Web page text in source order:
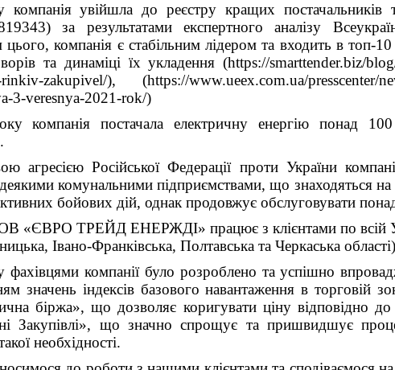
увійшла до реєстру кращих постачальників
за результатами експертного аналізу
компанія є стабільним лідером та входить в топ-10
та динаміці їх укладення (https://smarttender.biz/
rinkiv-zakupivel/), (https://www.ueex.com.ua/presscenter/
3-veresnya-2021-rok/)
компанія постачала електричну енергію понад
агресією Російської Федерації проти України
комунальними підприємствами, що знаходяться на
бойових дій, однак продовжує обслуговувати
«ЄВРО ТРЕЙД ЕНЕРЖДІ» працює з клієнтами по всій
Івано-Франківська, Полтавська та Черкаська
фахівцями компанії було розроблено та успішно
значень індексів базового навантаження в торговій
біржа», що дозволяє коригувати ціну відповідно
Закупівлі», що значно спрощує та пришвидшує
необхідності.